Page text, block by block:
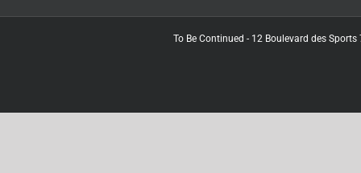
To Be Continued - 12 Boulevard des